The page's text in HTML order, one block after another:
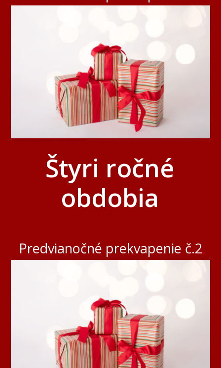
Štyri ročné
obdobia
Predvianočné prekvapenie č.2